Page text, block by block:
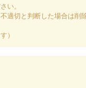
い。
切と判断した場合は削
）